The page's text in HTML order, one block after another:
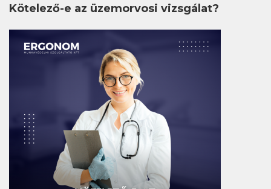
Kötelező-e az üzemorvosi vizsgálat?